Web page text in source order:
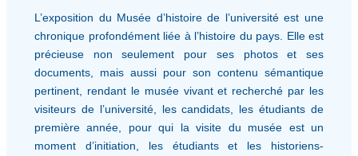
L’exposition du Musée d’histoire de l’université est une
chronique profondément liée à l’histoire du pays. Elle est
précieuse non seulement pour ses photos et ses
documents, mais aussi pour son contenu sémantique
pertinent, rendant le musée vivant et recherché par les
visiteurs de l’université, les candidats, les étudiants de
première année, pour qui la visite du musée est un
moment d’initiation, les étudiants et les historiens-